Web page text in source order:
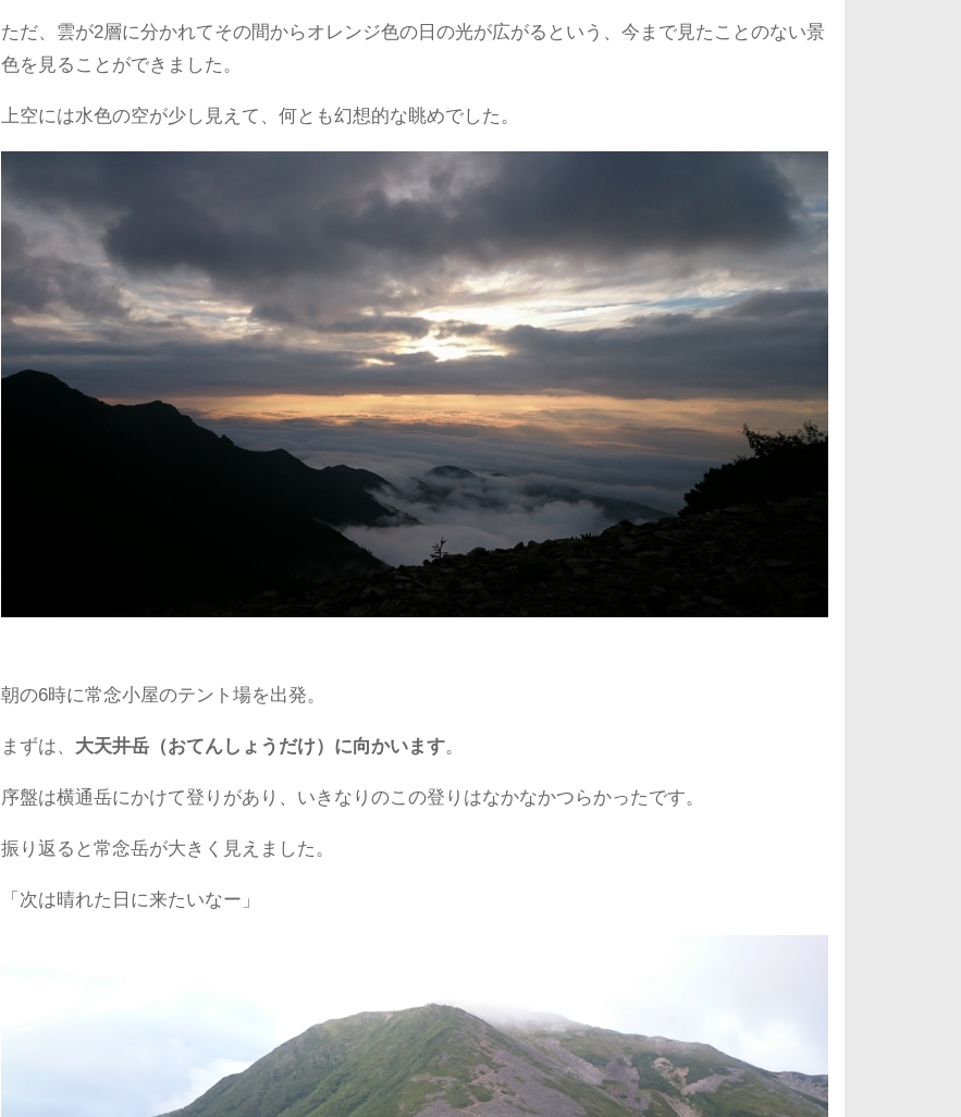
ただ、雲が2層に分かれてその間からオレンジ色の日の光が広がるという、今まで見たことのない景
色を見ることができました。
上空には水色の空が少し見えて、何とも幻想的な眺めでした。
朝の6時に常念小屋のテント場を出発。
まずは、 大天井岳（おてんしょうだけ）に向かいます。
序盤は横通岳にかけて登りがあり、いきなりのこの登りはなかなかつらかったです。
振り返ると常念岳が大きく見えました。
「次は晴れた日に来たいなー」